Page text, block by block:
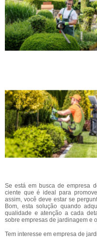
Se está em busca de empresa
ciente que é ideal para
assim, você deve estar se
Bom, esta solução quando
qualidade e atenção a cada
sobre empresas de jardinagem e
Tem interesse em empresa de